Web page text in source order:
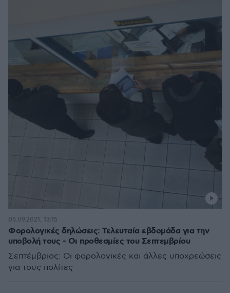
Φορολογικές δηλώσεις: Τελευταία εβδομάδα για την
υποβολή τους - Οι προθεσμίες του Σεπτεμβρίου
Σεπτέμβριος: Οι φορολογικές και άλλες υποχρεώσεις
για τους πολίτες
05.09.2021, 13:15